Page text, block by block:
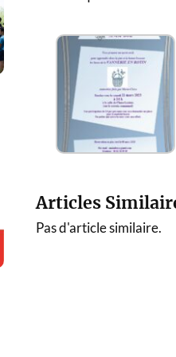
Articles
Pas d'article similaire.